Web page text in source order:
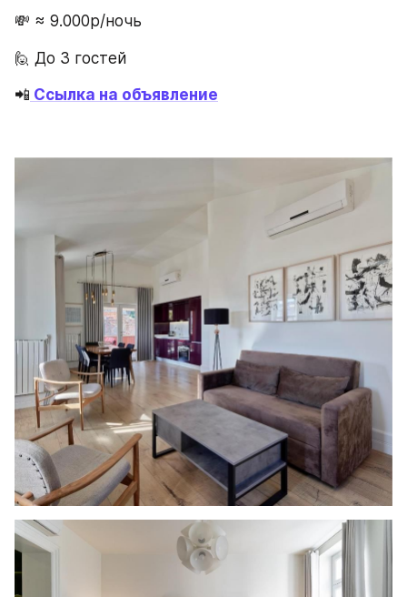
💸 ≈ 9.000р/ночь
🙋 До 3 гостей
📲 Ссылка на объявление